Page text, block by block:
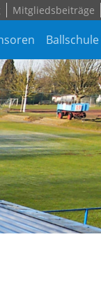
Mitgliedsbeiträge
Ballschule